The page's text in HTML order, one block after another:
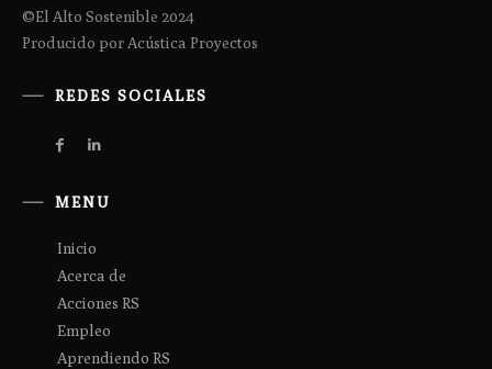
©El Alto Sostenible 2024
Producido por Acústica Proyectos
REDES SOCIALES
MENU
Inicio
Acerca de
Acciones RS
Empleo
Aprendiendo RS